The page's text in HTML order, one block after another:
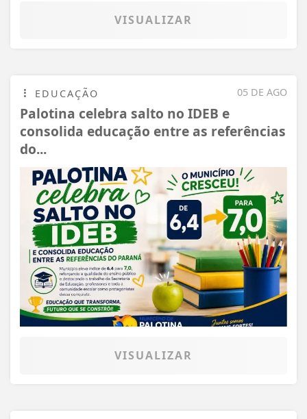
VISUALIZAR
05 DE AGO
EDUCAÇÃO
Palotina celebra salto no IDEB e
consolida educação entre as referências
do...
VISUALIZAR